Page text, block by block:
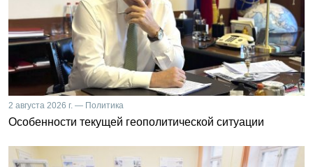
2 августа 2026 г. — Политика
Особенности текущей геополитической ситуации